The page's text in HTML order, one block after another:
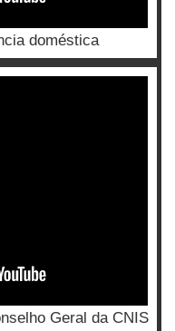
doméstica
Geral da CNIS